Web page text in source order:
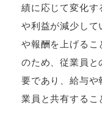
績に応じて変化す
や利益が減少して
や報酬を上げるこ
のため、従業員と
要であり、給与や
業員と共有するこ